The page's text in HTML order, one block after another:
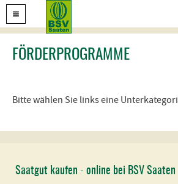
FÖRDERPROGRAMME
Bitte wählen Sie links eine
Saatgut kaufen - online bei BSV Saaten